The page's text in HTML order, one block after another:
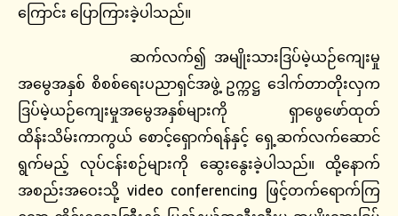
ကြောင်း ပြောကြားခဲ့ပါသည်။
ဆက်လက်၍ အမျိုးသားဒြပ်မဲ့ယဉ်ကျေးမှု
အမွေအနှစ် စိစစ်ရေးပညာရှင်အဖွဲ့ ဥက္ကဋ္ဌ ဒေါက်တာတိုးလှက
ဒြပ်မဲ့ယဉ်ကျေးမှုအမွေအနှစ်များကို ရှာဖွေဖော်ထုတ်
ထိန်းသိမ်းကာကွယ် စောင့်ရှောက်ရန်နှင့် ရှေ့ဆက်လက်ဆောင်
ရွက်မည့် လုပ်ငန်းစဉ်များကို ဆွေးနွေးခဲ့ပါသည်။ ထို့နောက်
အစည်းအဝေးသို့ video conferencing ဖြင့်တက်ရောက်ကြ